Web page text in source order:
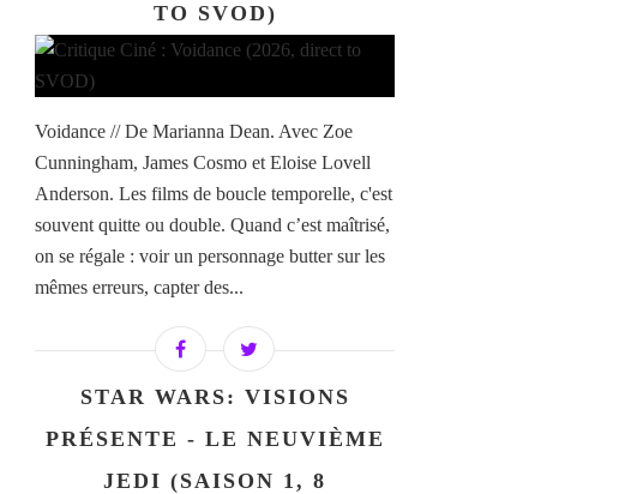
TO SVOD)
Voidance // De Marianna Dean. Avec Zoe
Cunningham, James Cosmo et Eloise Lovell
Anderson. Les films de boucle temporelle, c'est
souvent quitte ou double. Quand c’est maîtrisé,
on se régale : voir un personnage butter sur les
mêmes erreurs, capter des...
STAR WARS: VISIONS
PRÉSENTE - LE NEUVIÈME
JEDI (SAISON 1, 8